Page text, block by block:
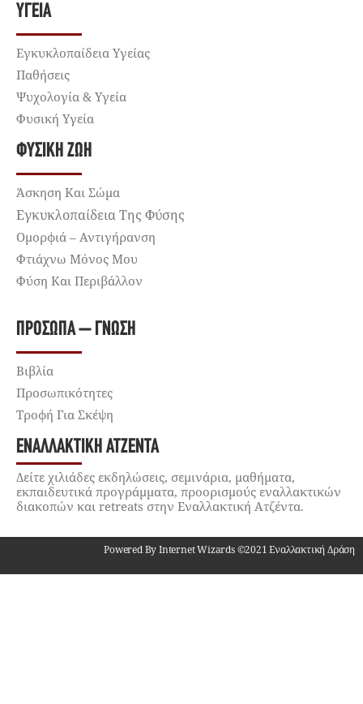
ΥΓΕΊΑ
Εγκυκλοπαίδεια Υγείας
Παθήσεις
Ψυχολογία & Υγεία
Φυσική Υγεία
ΦΥΣΙΚΉ ΖΩΉ
Άσκηση Και Σώμα
Εγκυκλοπαίδεια Της Φύσης
Ομορφιά – Αντιγήρανση
Φτιάχνω Μόνος Μου
Φύση Και Περιβάλλον
ΠΡΌΣΩΠΑ – ΓΝΏΣΗ
Βιβλία
Προσωπικότητες
Τροφή Για Σκέψη
ΕΝΑΛΛΑΚΤΙΚΉ ΑΤΖΈΝΤΑ
Δείτε χιλιάδες εκδηλώσεις, σεμινάρια, μαθήματα,
εκπαιδευτικά προγράμματα, προορισμούς εναλλακτικών
διακοπών και retreats στην Εναλλακτική Ατζέντα.
Powered By Internet Wizards ©2021 Εναλλακτική Δράση